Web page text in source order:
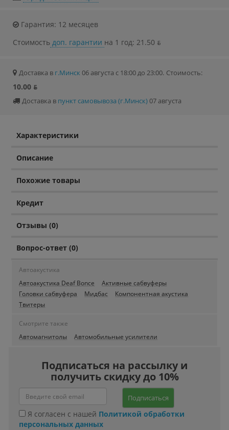
Гарантия: 12 месяцев
Стоимость доп. гарантии на 1 год: 21.50 ƃ
Доставка в г.Минск 06 августа с 18:00 до 23:00. Стоимость:
10.00 ƃ
Доставка в пункт самовывоза (г.Минск)07 августа
Характеристики
Описание
Похожие товары
Кредит
Отзывы (0)
Вопрос-ответ (0)
Автоакустика
Автоакустика Deaf Bonce
Активные сабвуферы
Головки сабвуфера
Мидбас
Компонентная акустика
Твитеры
Смотрите также
Автомагнитолы
Автомобильные усилители
Подписаться на рассылку и
получить скидку до 10%
Подписаться
Я согласен с нашей Политикой обработки
персональных данных